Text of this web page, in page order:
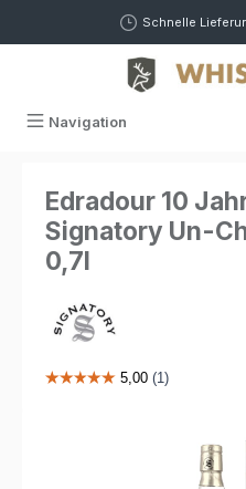
Schnelle
Navigation
Edradour 10
Signatory Un-
0,7l
Bildergalerie überspringen